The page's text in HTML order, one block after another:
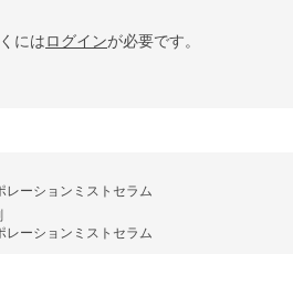
にはログインが必要です。
レーションミストセラム
レーションミストセラム